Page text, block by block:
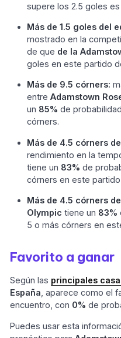
supere los 2.5 goles
Más de 1.5 goles del
mostrado en la
de que de la
goles en este partido
Más de 9.5 córners:
entreAdamstown
un 85% de
córners.
Más de 4.5 córners
rendimiento en la
tiene un 83% de
córners en este
Más de 4.5 córners
Olympic tiene un 83%
5 o más córners en
Favorito a ganar
Según las principales
España,aparece como el
encuentro, con 0% de
Puedes usar esta